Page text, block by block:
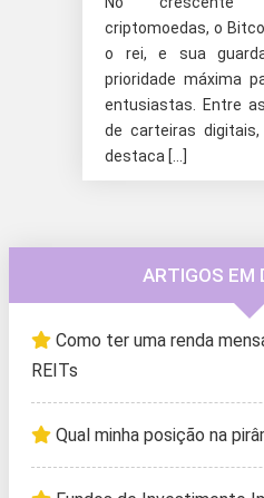
criptomoedas, o
o rei, e sua
prioridade máxima
entusiastas. Entre
de carteiras
destaca […]
ARTIGOS EM
Como ter uma renda
REITs
Qual minha posição na